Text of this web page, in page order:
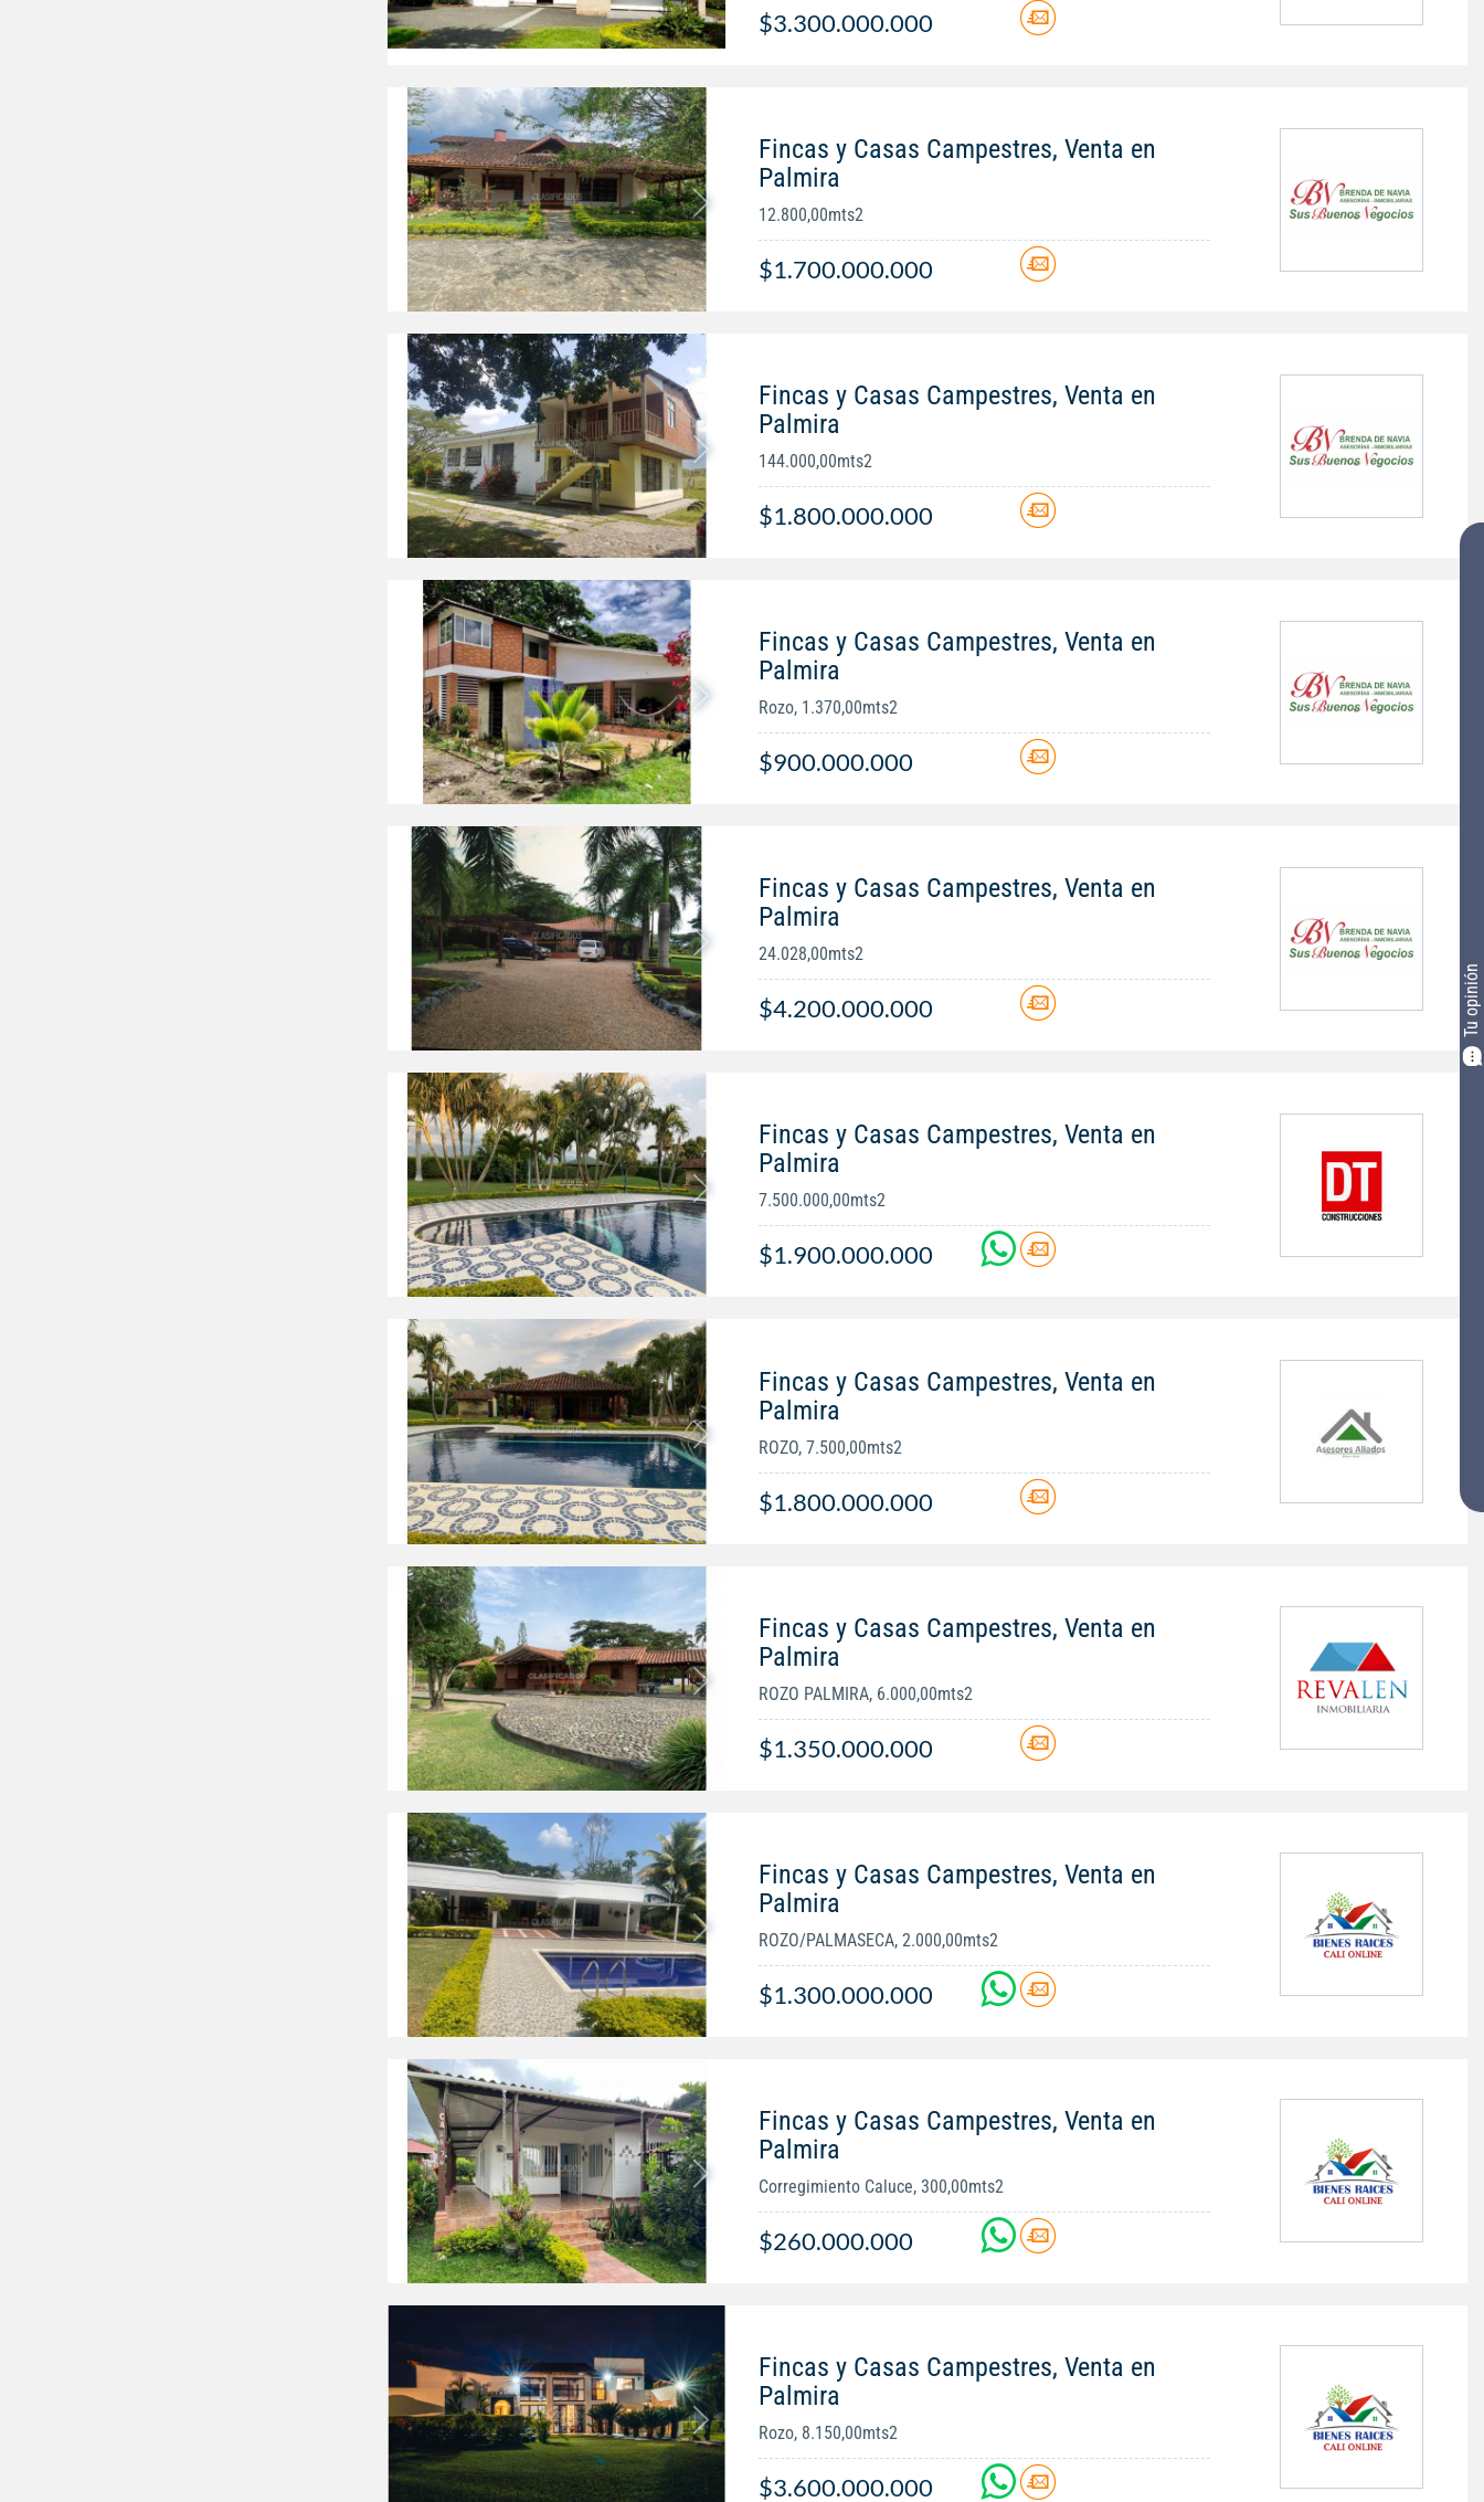
Tu opinión
$3.300.000.000
Fincas y Casas Campestres, Venta en
Palmira
12.800,00mts2
$1.700.000.000
Fincas y Casas Campestres, Venta en
Palmira
144.000,00mts2
$1.800.000.000
Fincas y Casas Campestres, Venta en
Palmira
Rozo, 1.370,00mts2
$900.000.000
Fincas y Casas Campestres, Venta en
Palmira
24.028,00mts2
$4.200.000.000
Fincas y Casas Campestres, Venta en
Palmira
7.500.000,00mts2
$1.900.000.000
Fincas y Casas Campestres, Venta en
Palmira
ROZO, 7.500,00mts2
$1.800.000.000
Fincas y Casas Campestres, Venta en
Palmira
ROZO PALMIRA, 6.000,00mts2
$1.350.000.000
Fincas y Casas Campestres, Venta en
Palmira
ROZO/PALMASECA, 2.000,00mts2
$1.300.000.000
Fincas y Casas Campestres, Venta en
Palmira
Corregimiento Caluce, 300,00mts2
$260.000.000
Fincas y Casas Campestres, Venta en
Palmira
Rozo, 8.150,00mts2
$3.600.000.000